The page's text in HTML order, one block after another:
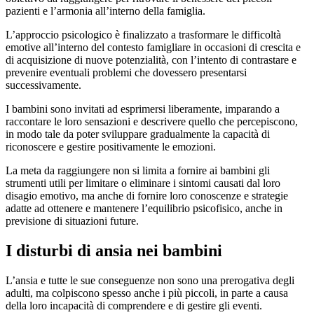
pazienti e l’armonia all’interno della famiglia.
L’approccio psicologico è finalizzato a trasformare le difficoltà
emotive all’interno del contesto famigliare in occasioni di crescita e
di acquisizione di nuove potenzialità, con l’intento di contrastare e
prevenire eventuali problemi che dovessero presentarsi
successivamente.
I bambini sono invitati ad esprimersi liberamente, imparando a
raccontare le loro sensazioni e descrivere quello che percepiscono,
in modo tale da poter sviluppare gradualmente la capacità di
riconoscere e gestire positivamente le emozioni.
La meta da raggiungere non si limita a fornire ai bambini gli
strumenti utili per limitare o eliminare i sintomi causati dal loro
disagio emotivo, ma anche di fornire loro conoscenze e strategie
adatte ad ottenere e mantenere l’equilibrio psicofisico, anche in
previsione di situazioni future.
I disturbi di ansia nei bambini
L’ansia e tutte le sue conseguenze non sono una prerogativa degli
adulti, ma colpiscono spesso anche i più piccoli, in parte a causa
della loro incapacità di comprendere e di gestire gli eventi.